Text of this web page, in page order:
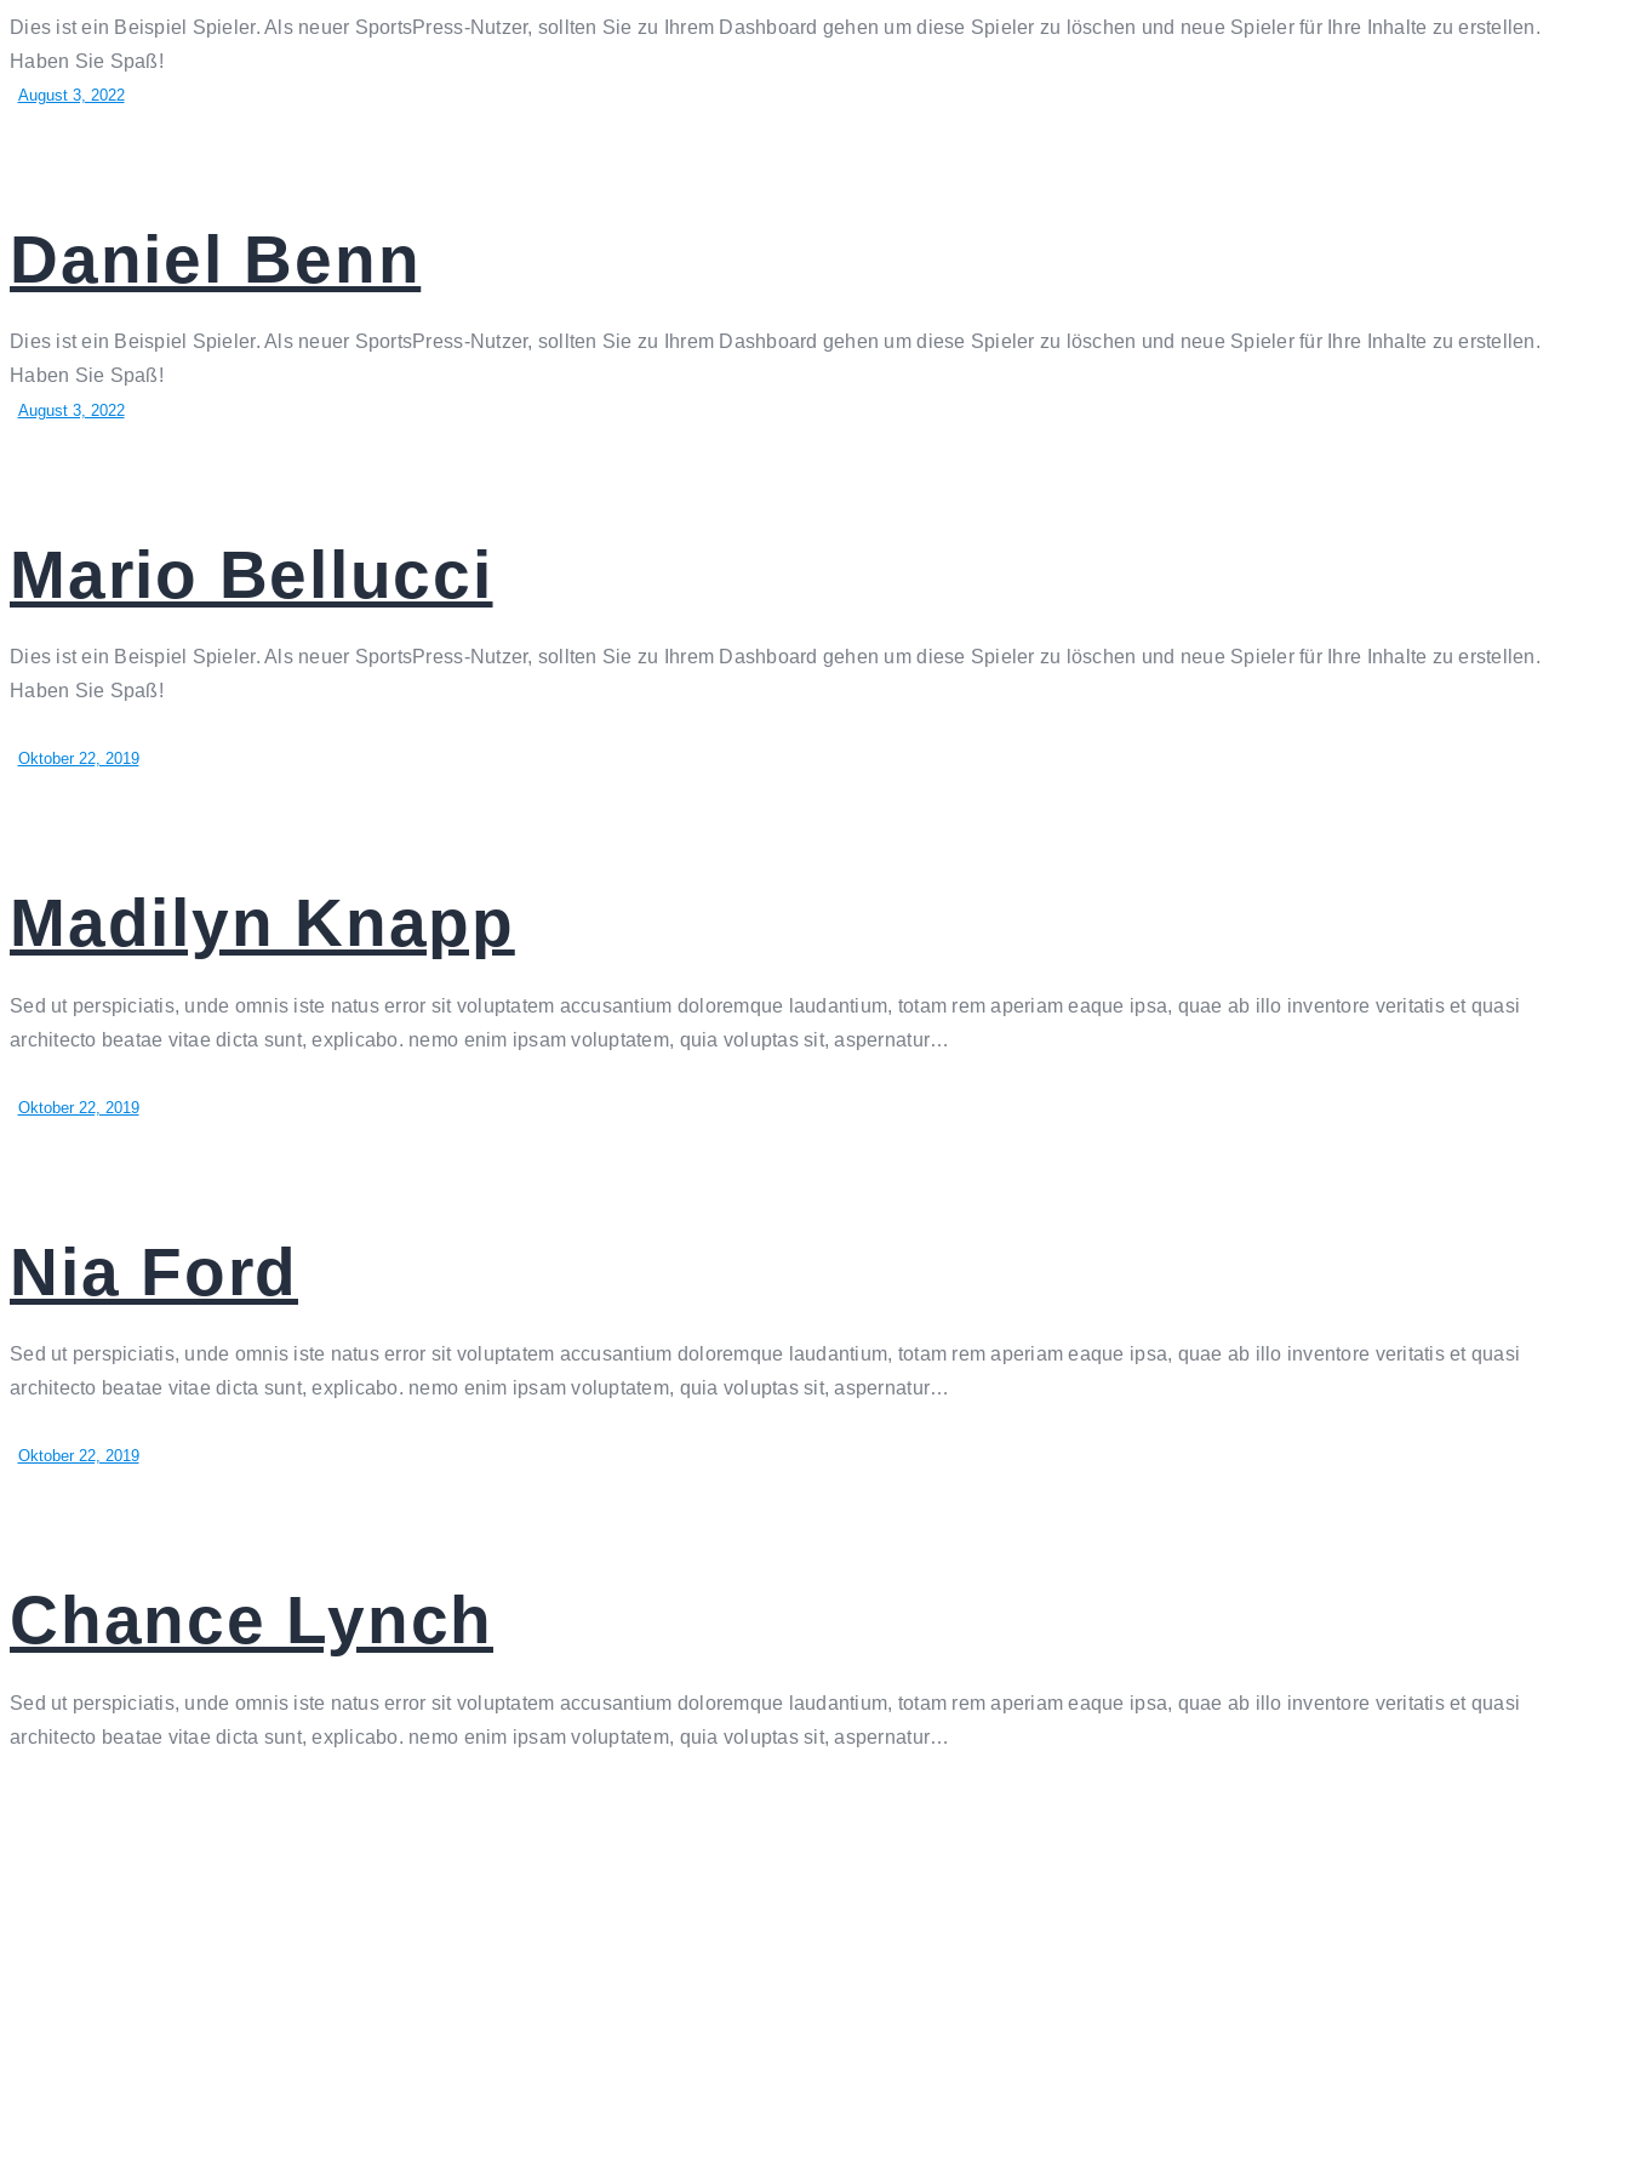
Dies ist ein Beispiel Spieler. Als neuer SportsPress-Nutzer, sollten Sie zu Ihrem Dashboard gehen um diese Spieler zu löschen und neue Spieler für Ihre Inhalte zu erstellen.
Haben Sie Spaß!
August 3, 2022
Daniel Benn
Dies ist ein Beispiel Spieler. Als neuer SportsPress-Nutzer, sollten Sie zu Ihrem Dashboard gehen um diese Spieler zu löschen und neue Spieler für Ihre Inhalte zu erstellen.
Haben Sie Spaß!
August 3, 2022
Mario Bellucci
Dies ist ein Beispiel Spieler. Als neuer SportsPress-Nutzer, sollten Sie zu Ihrem Dashboard gehen um diese Spieler zu löschen und neue Spieler für Ihre Inhalte zu erstellen.
Haben Sie Spaß!
Oktober 22, 2019
Madilyn Knapp
Sed ut perspiciatis, unde omnis iste natus error sit voluptatem accusantium doloremque laudantium, totam rem aperiam eaque ipsa, quae ab illo inventore veritatis et quasi
architecto beatae vitae dicta sunt, explicabo. nemo enim ipsam voluptatem, quia voluptas sit, aspernatur…
Oktober 22, 2019
Nia Ford
Sed ut perspiciatis, unde omnis iste natus error sit voluptatem accusantium doloremque laudantium, totam rem aperiam eaque ipsa, quae ab illo inventore veritatis et quasi
architecto beatae vitae dicta sunt, explicabo. nemo enim ipsam voluptatem, quia voluptas sit, aspernatur…
Oktober 22, 2019
Chance Lynch
Sed ut perspiciatis, unde omnis iste natus error sit voluptatem accusantium doloremque laudantium, totam rem aperiam eaque ipsa, quae ab illo inventore veritatis et quasi
architecto beatae vitae dicta sunt, explicabo. nemo enim ipsam voluptatem, quia voluptas sit, aspernatur…